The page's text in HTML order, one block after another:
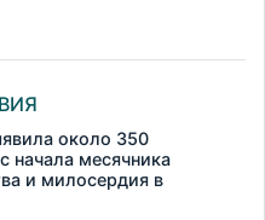
около 350
начала месячника
и милосердия в